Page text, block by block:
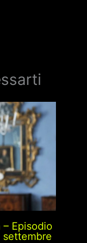
Episodio
settembre